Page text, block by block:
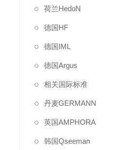
荷兰HedoN
德国HF
德国IML
德国Argus
相关国际标准
丹麦GERMANN
英国AMPHORA
韩国Qseeman